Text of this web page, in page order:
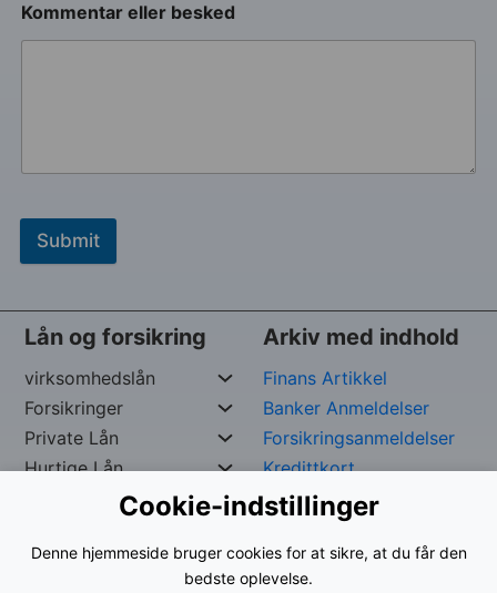
Cookie-indstillinger
Denne hjemmeside bruger cookies for at sikre, at du får den
bedste oplevelse.
Kommentar eller besked
Submit
Lån og forsikring
virksomhedslån
Forsikringer
Private Lån
Hurtige Lån
Arkiv med indhold
Finans Artikkel
Banker Anmeldelser
Forsikringsanmeldelser
Kredittkort
Ophavsret reserveret af George – Org. nr: 961024-
9535